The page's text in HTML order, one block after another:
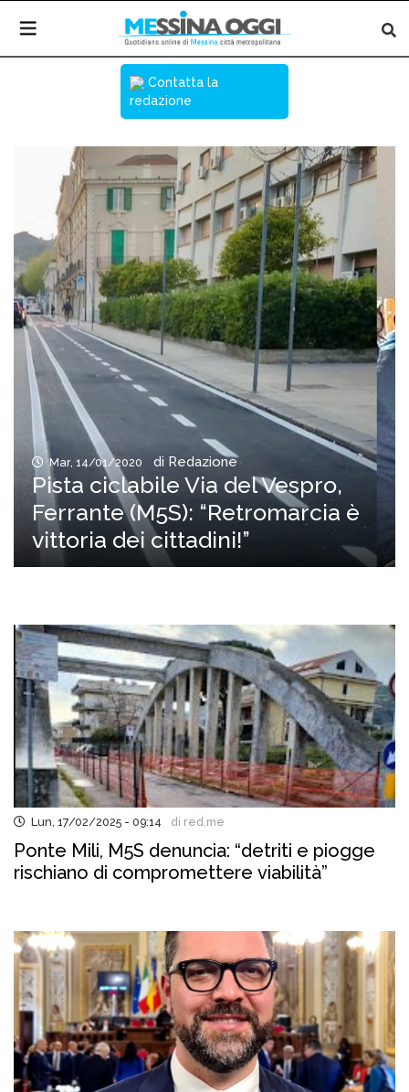
Contatta la
redazione
Mar, 14/01/2020 di Redazione
Pista ciclabile Via del Vespro,
Ferrante (M5S): “Retromarcia è
vittoria dei cittadini!”
Lun, 17/02/2025 - 09:14 di red.me
Ponte Mili, M5S denuncia: “detriti e piogge
rischiano di compromettere viabilità”